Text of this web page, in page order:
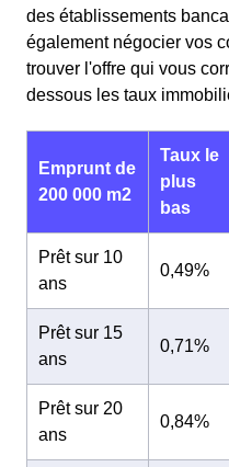
des établissements
également négocier vos
trouver l'offre qui vous
dessous les taux
Emprunt de
200 000 m2
Taux le
plus
bas
Prêt sur 10
ans
0,49%
Prêt sur 15
ans
0,71%
Prêt sur 20
ans
0,84%